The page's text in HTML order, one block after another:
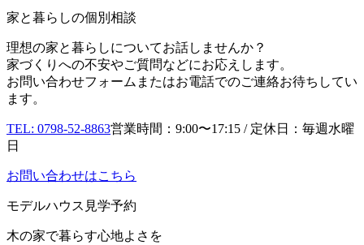
家と暮らしの個別相談
理想の家と暮らしについてお話しませんか？
家づくりへの不安やご質問などにお応えします。
お問い合わせフォームまたはお電話でのご連絡お待ちしてい
ます。
TEL: 0798-52-8863営業時間：9:00〜17:15 / 定休日：毎週水曜
日
お問い合わせはこちら
モデルハウス見学予約
木の家で暮らす心地よさを